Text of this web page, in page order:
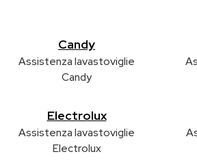
Candy
Assistenza lavastoviglie
Candy
Electrolux
Assistenza lavastoviglie
Electrolux